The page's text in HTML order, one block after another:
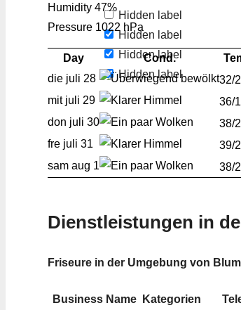
Hidden label
Hidden label
Hidden label
Hidden label
Humidity 47%
Pressure 1022 hPa
Day Cond.
die juli 28 32/
mit juli 29 36/
don juli 30 38/
fre juli 31 39/
sam aug 1 38/
Dienstleistungen in
Friseure in der Umgebung von
Business Name Kategorien